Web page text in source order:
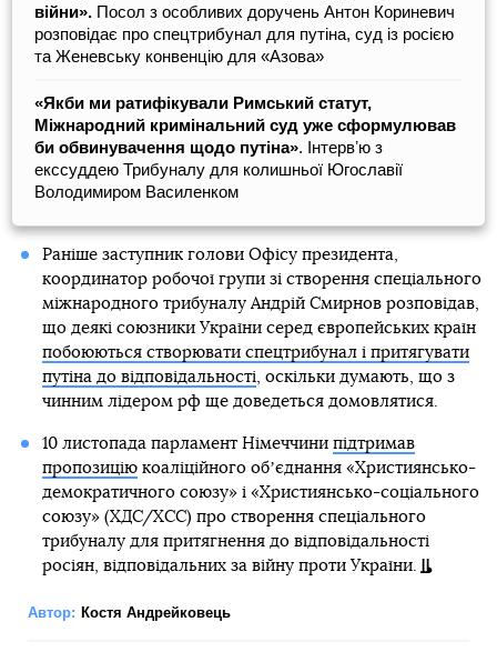
війни». Посол з особливих доручень Антон Кориневич
розповідає про спецтрибунал для путіна, суд із росією
та Женевську конвенцію для «Азова»
«Якби ми ратифікували Римський статут,
Міжнародний кримінальний суд уже сформулював
би обвинувачення щодо путіна». Інтервʼю з
екссуддею Трибуналу для колишньої Югославії
Володимиром Василенком
Раніше заступник голови Офісу президента,
координатор робочої групи зі створення спеціального
міжнародного трибуналу Андрій Смирнов розповідав,
що деякі союзники України серед європейських країн
побоюються створювати спецтрибунал і притягувати
путіна до відповідальності , оскільки думають, що з
чинним лідером рф ще доведеться домовлятися.
10 листопада парламент Німеччини підтримав
пропозиціюкоаліційного обʼєднання «Християнсько-
демократичного союзу» і «Християнсько-соціального
союзу» (ХДС/ХСС) про створення спеціального
трибуналу для притягнення до відповідальності
росіян, відповідальних за війну проти України.
Автор: Костя Андрейковець